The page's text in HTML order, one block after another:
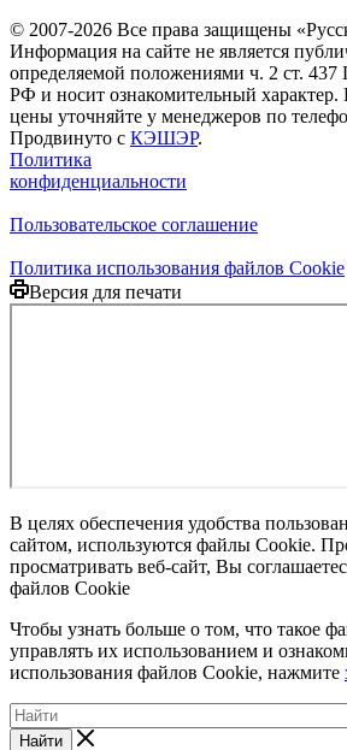
© 2007-2026 Все права защищены
Информация на сайте не является
определяемой положениями ч. 2 ст. 437
РФ и носит ознакомительный
цены уточняйте у менеджеров по
Продвинуто с КЭШЭР.
Политика
конфиденциальности
Пользовательское соглашение
Политика использования файлов Cookie
Версия для печати
В целях обеспечения удобства
сайтом, используются файлы Cookie.
просматривать веб-сайт, Вы
файлов Cookie
Чтобы узнать больше о том, что такое
управлять их использованием и
использования файлов Cookie, нажмите
Найти